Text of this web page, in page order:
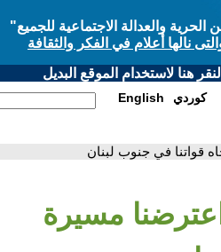
والعدالة الاجتماعية للجميع"
نالها أعلام في الفكر والثقافة
هنا لاستخدام الموقع البديل
English كوردي
قواتنا في جنوب لبنان
مسيرة